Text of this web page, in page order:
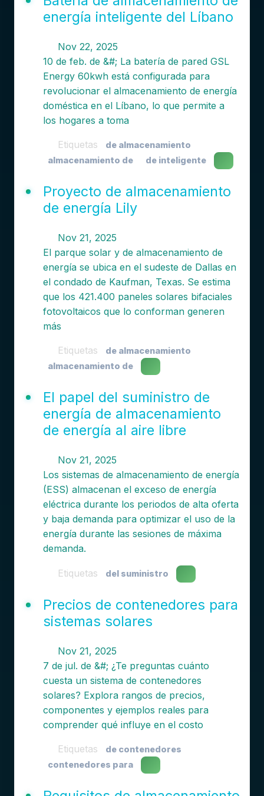
energía inteligente del Líbano
Nov 22, 2025
10 de feb. de &#; La batería de pared GSL
Energy 60kwh está configurada para
revolucionar el almacenamiento de energía
doméstica en el Líbano, lo que permite a
los hogares a toma
Etiquetas
de almacenamiento
almacenamiento de
de inteligente
Proyecto de almacenamiento
de energía Lily
Nov 21, 2025
El parque solar y de almacenamiento de
energía se ubica en el sudeste de Dallas en
el condado de Kaufman, Texas. Se estima
que los 421.400 paneles solares bifaciales
fotovoltaicos que lo conforman generen
más
Etiquetas
de almacenamiento
almacenamiento de
El papel del suministro de
energía de almacenamiento
de energía al aire libre
Nov 21, 2025
Los sistemas de almacenamiento de energía
(ESS) almacenan el exceso de energía
eléctrica durante los periodos de alta oferta
y baja demanda para optimizar el uso de la
energía durante las sesiones de máxima
demanda.
Etiquetas del suministro
Precios de contenedores para
sistemas solares
Nov 21, 2025
7 de jul. de &#; ¿Te preguntas cuánto
cuesta un sistema de contenedores
solares? Explora rangos de precios,
componentes y ejemplos reales para
comprender qué influye en el costo
Etiquetas
de contenedores
contenedores para